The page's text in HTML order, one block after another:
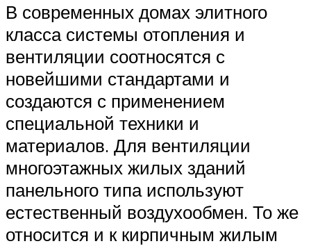
В современных домах элитного
класса системы отопления и
вентиляции соотносятся с
новейшими стандартами и
создаются с применением
специальной техники и
материалов. Для вентиляции
многоэтажных жилых зданий
панельного типа используют
естественный воздухообмен. То же
относится и к кирпичным жилым